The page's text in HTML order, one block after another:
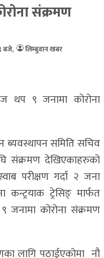
संक्रमण
बजे, लिम्बुवान खबर
९ जनामा कोरोना
ब्यवस्थापन समिति सचिव
संक्रमण देखिएकाहरुको
परीक्षण गर्दा २ जना
ट्रेसिङ् मार्फत
जनामा कोरोना संक्रमण
लागि पठाईएकोमा नौ